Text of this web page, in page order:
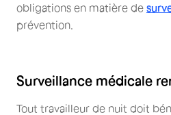
obligations en matière de
prévention.
Surveillance médicale
Tout travailleur de nuit doit